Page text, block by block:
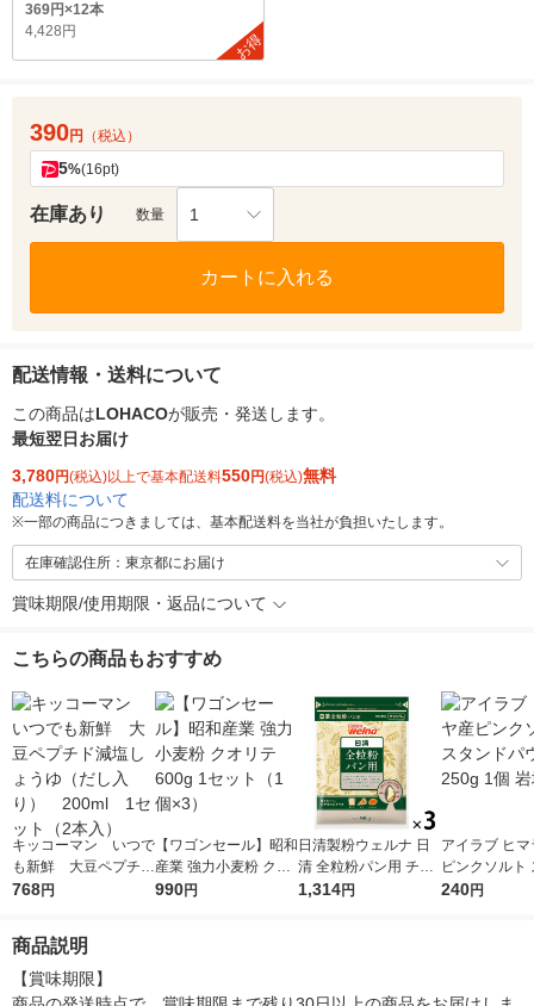
369円×12本
4,428円
お得
390円 （税込）
5%(16pt)
在庫あり 数量 1
カートに入れる
配送情報・送料について
この商品はLOHACOが販売・発送します。
最短翌日お届け
3,780円(税込)以上で基本配送料550円(税込)無料
配送料について
※一部の商品につきましては、基本配送料を当社が負担いたします。
在庫確認住所：東京都にお届け
賞味期限/使用期限・返品について
こちらの商品もおすすめ
キッコーマン いつで
も新鮮 大豆ペプチド
減塩しょうゆ（だし入
768円
【ワゴンセール】昭和
産業 強力小麦粉 クオ
リテ 600g 1セット（1
990円
日清製粉ウェルナ 日
清 全粒粉パン用 チャ
ック付 (500g) ×3個
1,314円
アイラブ ヒ
ピンクソルト
ドパウチ 250g 1個
240円
商品説明
【賞味期限】